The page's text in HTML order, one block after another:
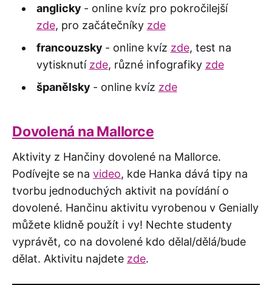
anglicky - online kvíz pro pokročilejší
zde, pro začátečníky zde
francouzsky - online kvíz zde, test na
vytisknutí zde, různé infografiky zde
španělsky - online kvíz zde
Dovolená na Mallorce
Aktivity z Hančiny dovolené na Mallorce.
Podívejte se na video, kde Hanka dává tipy na
tvorbu jednoduchých aktivit na povídání o
dovolené. Hančinu aktivitu vyrobenou v Genially
můžete klidně použít i vy! Nechte studenty
vyprávět, co na dovolené kdo dělal/dělá/bude
dělat. Aktivitu najdete zde.